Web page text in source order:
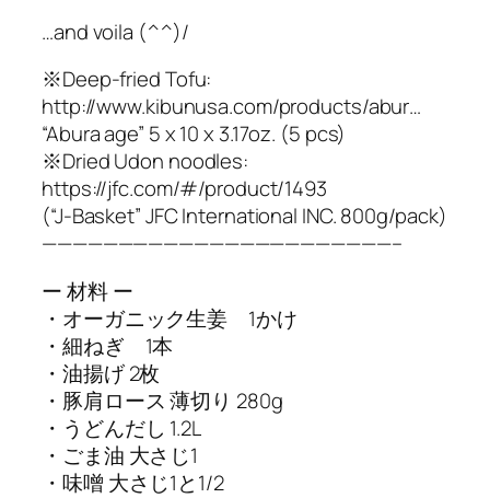
…and voila (^^)/
※Deep-fried Tofu:
http://www.kibunusa.com/products/abur…
“Abura age” 5 x 10 x 3.17oz. (5 pcs)
※Dried Udon noodles:
https://jfc.com/#/product/1493
(“J-Basket” JFC International INC. 800g/pack)
———————————————————————–
ー 材料 ー
・オーガニック生姜 1かけ
・細ねぎ 1本
・油揚げ 2枚
・豚肩ロース 薄切り 280g
・うどんだし 1.2L
・ごま油 大さじ1
・味噌 大さじ1と1/2